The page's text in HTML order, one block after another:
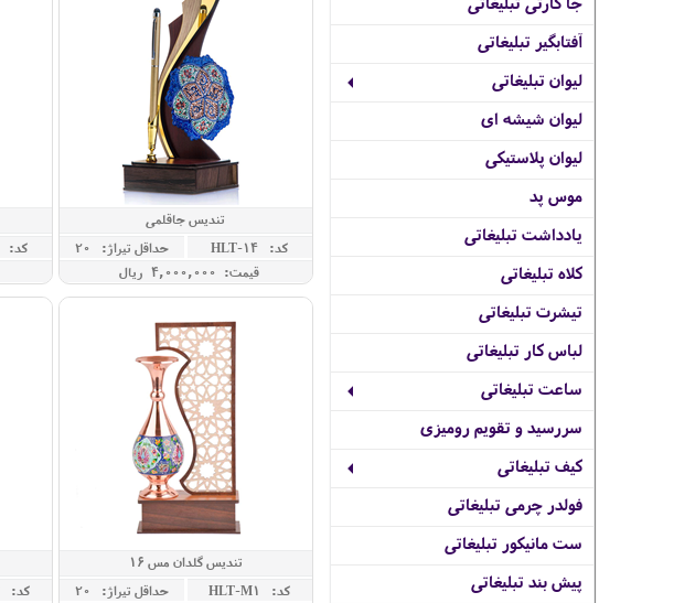
آفتابگیر تبلیغاتی
لیوان تبلیغاتی
لیوان شیشه ای
لیوان پلاستیکی
موس پد
یادداشت تبلیغاتی
کلاه تبلیغاتی
تیشرت تبلیغاتی
لباس کار تبلیغاتی
ساعت تبلیغاتی
سررسید و تقویم رومیزی
کیف تبلیغاتی
فولدر چرمی تبلیغاتی
ست مانیکور تبلیغاتی
پیش بند تبلیغاتی
تندیس جاقلمی
کد: HLT-14
حداقل تيراژ: 20
قیمت: 4,000,000 ريال
کد: HLT-15
تندیس گلدان مس 16
کد: HLT-M1
حداقل تيراژ: 20
کد: HLT-M2